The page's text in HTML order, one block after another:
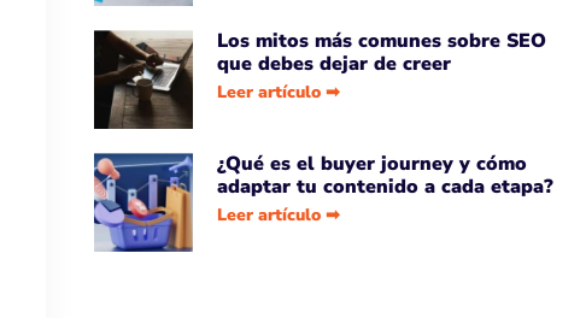
Los mitos más comunes sobre SEO
que debes dejar de creer
Leer artículo ➡
¿Qué es el buyer journey y cómo
adaptar tu contenido a cada etapa?
Leer artículo ➡